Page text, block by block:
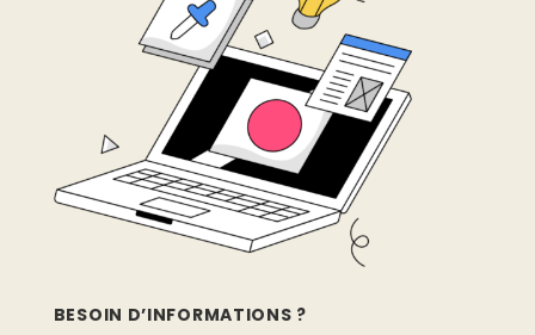
BESOIN D’INFORMATIONS ?